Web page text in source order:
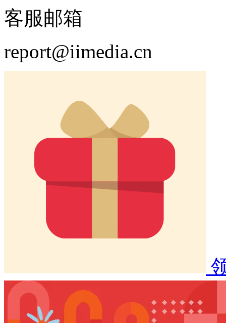
客服邮箱
report@iimedia.cn